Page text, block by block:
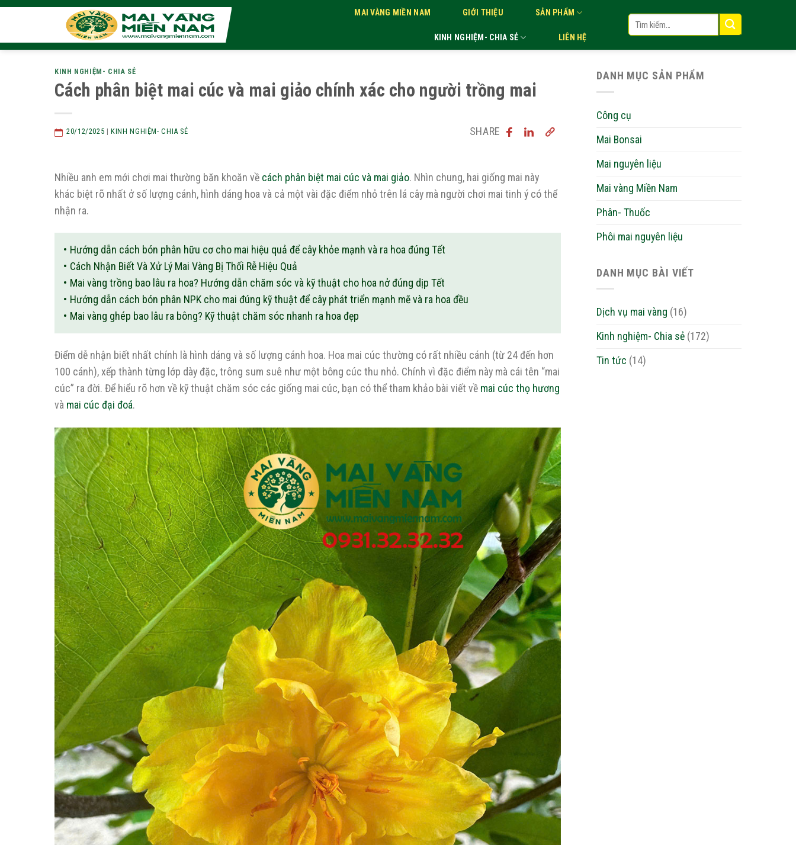
Skip
content
MAI VÀNG MIỀN NAM GIỚI THIỆU SẢN PHẨM
KINH NGHIỆM- CHIA SẺ LIÊN HỆ
Tìm
kiếm:
KINH NGHIỆM- CHIA SẺ
Cách phân biệt mai cúc và mai giảo chính xác cho người trồng mai
20/12/2025 |KINH NGHIỆM- CHIA SẺ SHARE
Nhiều anh em mới chơi mai thường băn khoăn về cách phân biệt mai cúc và mai giảo. Nhìn chung, hai giống mai này
khác biệt rõ nhất ở số lượng cánh, hình dáng hoa và cả một vài đặc điểm nhỏ trên lá cây mà người chơi mai tinh ý có thể
nhận ra.
Hướng dẫn cách bón phân hữu cơ cho mai hiệu quả để cây khỏe mạnh và ra hoa đúng Tết
Cách Nhận Biết Và Xử Lý Mai Vàng Bị Thối Rễ Hiệu Quả
Mai vàng trồng bao lâu ra hoa? Hướng dẫn chăm sóc và kỹ thuật cho hoa nở đúng dịp Tết
Hướng dẫn cách bón phân NPK cho mai đúng kỹ thuật để cây phát triển mạnh mẽ và ra hoa đều
Mai vàng ghép bao lâu ra bông? Kỹ thuật chăm sóc nhanh ra hoa đẹp
Điểm dễ nhận biết nhất chính là hình dáng và số lượng cánh hoa. Hoa mai cúc thường có rất nhiều cánh (từ 24 đến hơn
100 cánh), xếp thành từng lớp dày đặc, trông sum suê như một bông cúc thu nhỏ. Chính vì đặc điểm này mà cái tên “mai
cúc” ra đời. Để hiểu rõ hơn về kỹ thuật chăm sóc các giống mai cúc, bạn có thể tham khảo bài viết về mai cúc thọ hương
và mai cúc đại đoá.
DANH MỤC SẢN PHẨM
Công cụ
Mai Bonsai
Mai nguyên liệu
Mai vàng Miền Nam
Phân- Thuốc
Phôi mai nguyên liệu
DANH MỤC BÀI VIẾT
Dịch vụ mai vàng (16)
Kinh nghiệm- Chia sẻ (172)
Tin tức (14)